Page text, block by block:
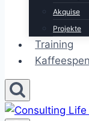
Akquise
Projekte
Training